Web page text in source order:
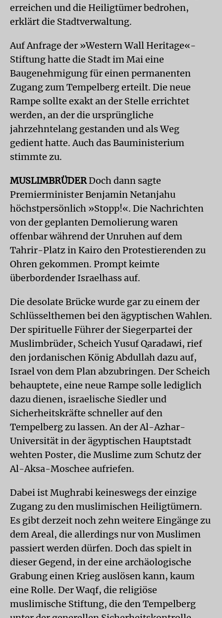
erreichen und die Heiligtümer bedrohen,
erklärt die Stadtverwaltung.
Auf Anfrage der »Western Wall Heritage«-
Stiftung hatte die Stadt im Mai eine
Baugenehmigung für einen permanenten
Zugang zum Tempelberg erteilt. Die neue
Rampe sollte exakt an der Stelle errichtet
werden, an der die ursprüngliche
jahrzehntelang gestanden und als Weg
gedient hatte. Auch das Bauministerium
stimmte zu.
MUSLIMBRÜDERDoch dann sagte
Premierminister Benjamin Netanjahu
höchstpersönlich »Stopp!«. Die Nachrichten
von der geplanten Demolierung waren
offenbar während der Unruhen auf dem
Tahrir-Platz in Kairo den Protestierenden zu
Ohren gekommen. Prompt keimte
überbordender Israelhass auf.
Die desolate Brücke wurde gar zu einem der
Schlüsselthemen bei den ägyptischen Wahlen.
Der spirituelle Führer der Siegerpartei der
Muslimbrüder, Scheich Yusuf Qaradawi, rief
den jordanischen König Abdullah dazu auf,
Israel von dem Plan abzubringen. Der Scheich
behauptete, eine neue Rampe solle lediglich
dazu dienen, israelische Siedler und
Sicherheitskräfte schneller auf den
Tempelberg zu lassen. An der Al-Azhar-
Universität in der ägyptischen Hauptstadt
wehten Poster, die Muslime zum Schutz der
Al-Aksa-Moschee aufriefen.
Dabei ist Mughrabi keineswegs der einzige
Zugang zu den muslimischen Heiligtümern.
Es gibt derzeit noch zehn weitere Eingänge zu
dem Areal, die allerdings nur von Muslimen
passiert werden dürfen. Doch das spielt in
dieser Gegend, in der eine archäologische
Grabung einen Krieg auslösen kann, kaum
eine Rolle. Der Waqf, die religiöse
muslimische Stiftung, die den Tempelberg